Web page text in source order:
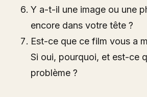
Y a-t-il une image ou une
encore dans votre tête ?
Est-ce que ce film vous a
Si oui, pourquoi, et est-ce
problème ?